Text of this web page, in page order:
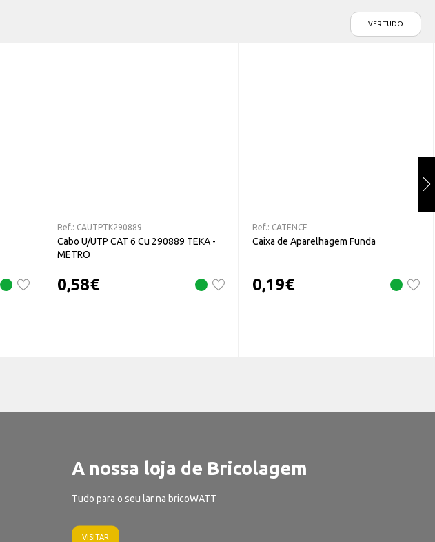
VER TUDO
Ref.: CAUTPTK290889
Cabo U/UTP CAT 6 Cu 290889 TEKA -
METRO
0,58€
Ref.: CATENCF
Caixa de Aparelhagem Funda
0,19€
A nossa loja de Bricolagem
Tudo para o seu lar na bricoWATT
VISITAR